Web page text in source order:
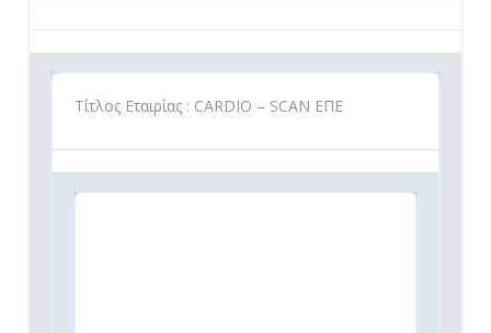
Τίτλος Εταιρίας : CARDIO – SCAN ΕΠΕ